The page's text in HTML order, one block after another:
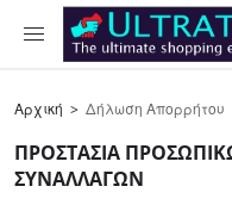
Αρχική > Δήλωση Απορρήτου
ΠΡΟΣΤΑΣΙΑ
ΣΥΝΑΛΛΑΓΩΝ